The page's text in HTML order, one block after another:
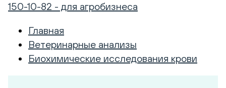
150-10-82 - для агробизнеса
Главная
Ветеринарные анализы
Биохимические исследования крови